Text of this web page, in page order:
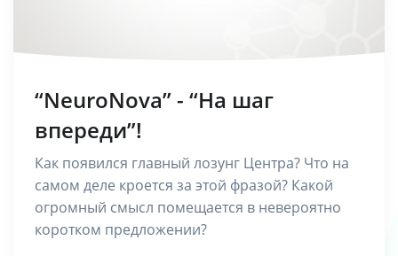
“NeuroNova” - “На шаг
впереди”!
Как появился главный лозунг Центра? Что на
самом деле кроется за этой фразой? Какой
огромный смысл помещается в невероятно
коротком предложении?